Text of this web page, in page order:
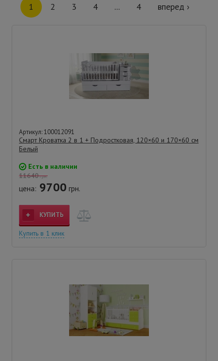
1 2 3 4 ... 4 вперед ›
Артикул: 100012091
Смарт Кроватка 2 в 1 + Подростковая, 120×60 и 170×60 см
Белый
Есть в наличии
11640грн.
цена: 9700 грн.
КУПИТЬ
Купить в 1 клик